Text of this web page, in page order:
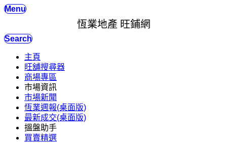
Menu
恆業地產 旺鋪網
Search
主頁
旺舖搜尋器
商場專區
市場資訊
市場新聞
恆業週報(桌面版)
最新成交(桌面版)
搵盤助手
買賣精選